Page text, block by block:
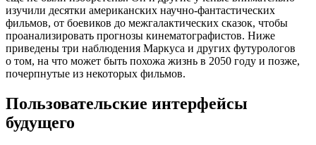
изучили десятки американских научно-фантастических
фильмов, от боевиков до межгалактических сказок, чтобы
проанализировать прогнозы кинематографистов. Ниже
приведены три наблюдения Маркуса и других футурологов
о том, на что может быть похожа жизнь в 2050 году и позже,
почерпнутые из некоторых фильмов.
Пользовательские интерфейсы
будущего